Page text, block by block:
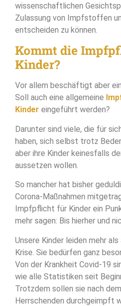
wissenschaftlichen
Zulassung von Impfstoffen
entscheiden zu können.
Kommt die
Kinder?
Vor allem beschäftigt aber
Soll auch eine allgemeine
Kinder eingeführt werden?
Darunter sind viele, die für
haben, sich selbst trotz
aber ihre Kinder keinesfalls
aussetzen wollen.
So mancher hat bisher
Corona-Maßnahmen
Impfpflicht für Kinder ein
mehr sagen: Bis hierher und
Unsere Kinder leiden mehr
Krise. Sie bedürfen ganz
Von der Krankheit Covid-19
wie alle Statistiken seit
Trotzdem sollen sie nach
Herrschenden durchgeimpft